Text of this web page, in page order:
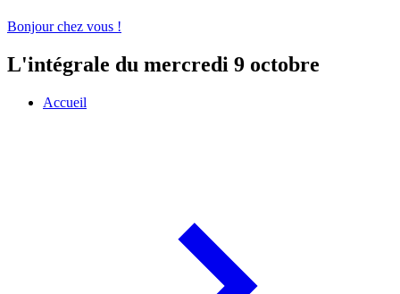
Bonjour chez vous !
L'intégrale du mercredi 9 octobre
Accueil